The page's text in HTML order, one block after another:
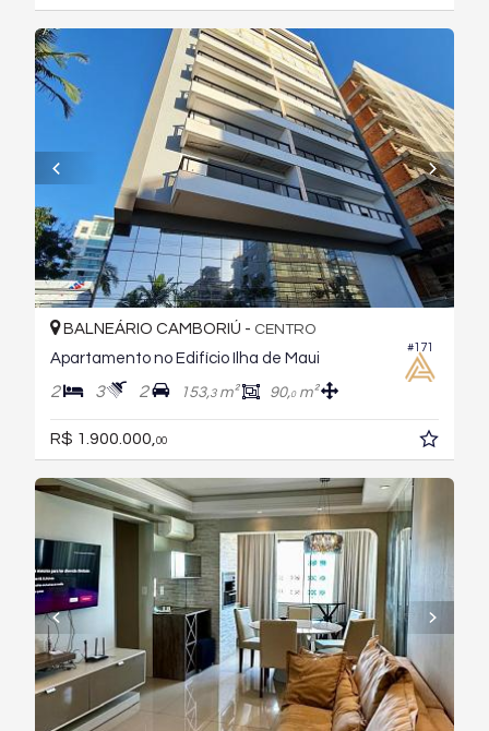
#171
BALNEÁRIO CAMBORIÚ - CENTRO
Apartamento no Edifício Ilha de Maui
2 3 2 153,3m² 90,0m²
R$ 1.900.000, 00